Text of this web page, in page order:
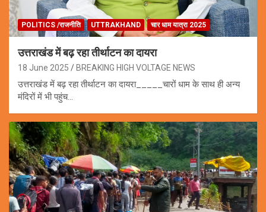
POLITICS /राजनीति UTTRAKHAND चार धाम यात्रा 2025
उत्तराखंड में बढ़ रहा तीर्थाटन का दायरा
18 June 2025 BREAKING HIGH VOLTAGE NEWS
उत्तराखंड में बढ़ रहा तीर्थाटन का दायरा_____चारों धाम के साथ ही अन्य
मंदिरों में भी पहुंच…